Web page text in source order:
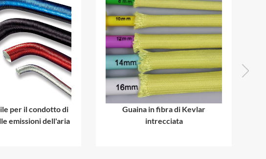
per il condotto di
emissioni dell'aria
Guaina in fibra di Kevlar
intrecciata